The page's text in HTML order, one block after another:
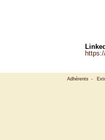
Adhérents -